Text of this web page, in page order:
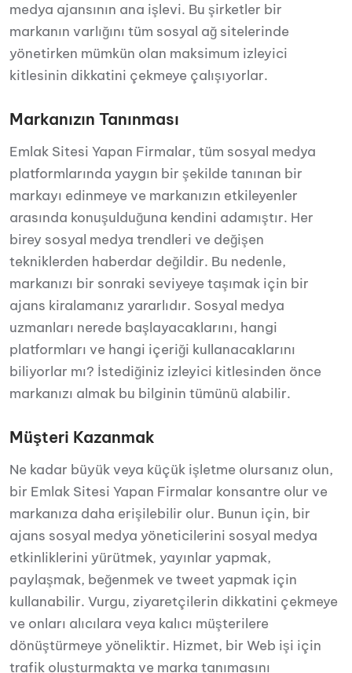
medya ajansının ana işlevi. Bu şirketler bir
markanın varlığını tüm sosyal ağ sitelerinde
yönetirken mümkün olan maksimum izleyici
kitlesinin dikkatini çekmeye çalışıyorlar.
Markanızın Tanınması
Emlak Sitesi Yapan Firmalar, tüm sosyal medya
platformlarında yaygın bir şekilde tanınan bir
markayı edinmeye ve markanızın etkileyenler
arasında konuşulduğuna kendini adamıştır. Her
birey sosyal medya trendleri ve değişen
tekniklerden haberdar değildir. Bu nedenle,
markanızı bir sonraki seviyeye taşımak için bir
ajans kiralamanız yararlıdır. Sosyal medya
uzmanları nerede başlayacaklarını, hangi
platformları ve hangi içeriği kullanacaklarını
biliyorlar mı? İstediğiniz izleyici kitlesinden önce
markanızı almak bu bilginin tümünü alabilir.
Müşteri Kazanmak
Ne kadar büyük veya küçük işletme olursanız olun,
bir Emlak Sitesi Yapan Firmalar konsantre olur ve
markanıza daha erişilebilir olur. Bunun için, bir
ajans sosyal medya yöneticilerini sosyal medya
etkinliklerini yürütmek, yayınlar yapmak,
paylaşmak, beğenmek ve tweet yapmak için
kullanabilir. Vurgu, ziyaretçilerin dikkatini çekmeye
ve onları alıcılara veya kalıcı müşterilere
dönüştürmeye yöneliktir. Hizmet, bir Web işi için
trafik oluşturmakta ve marka tanımasını